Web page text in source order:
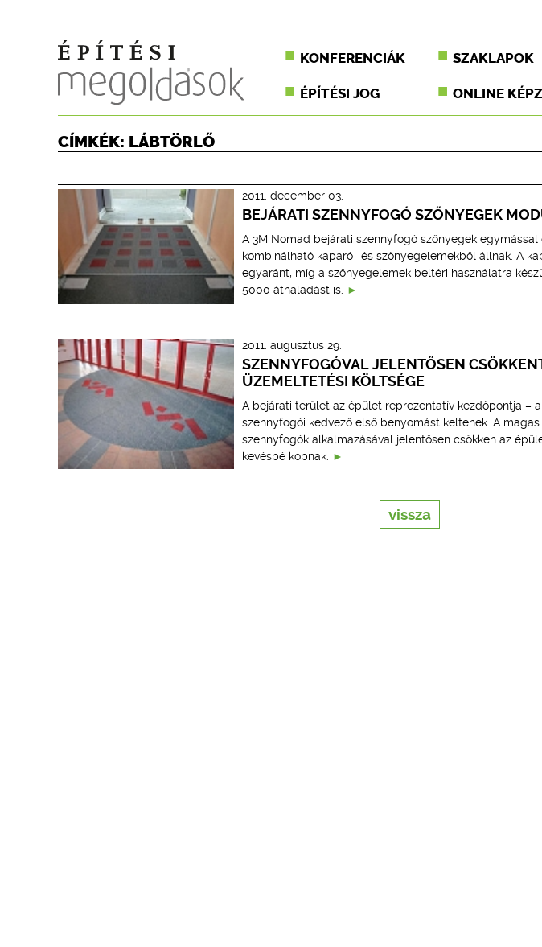
KONFERENCIÁK SZAKLAPOK
ÉPÍTÉSI JOG ONLINE
CÍMKÉK: LÁBTÖRLŐ
2011. december 03.
BEJÁRATI SZENNYFOGÓ SZŐNYEGEK
A 3M Nomad bejárati szennyfogó szőnyegek
kombinálható kaparó- és szőnyegelemekből állnak. A
egyaránt, míg a szőnyegelemek beltéri használatra
5000 áthaladást is.
2011. augusztus 29.
SZENNYFOGÓVAL JELENTŐSEN
ÜZEMELTETÉSI KÖLTSÉGE
A bejárati terület az épület reprezentatív kezdőpontja –
szennyfogói kedvező első benyomást keltenek. A
szennyfogók alkalmazásával jelentősen csökken az
kevésbé kopnak.
vissza